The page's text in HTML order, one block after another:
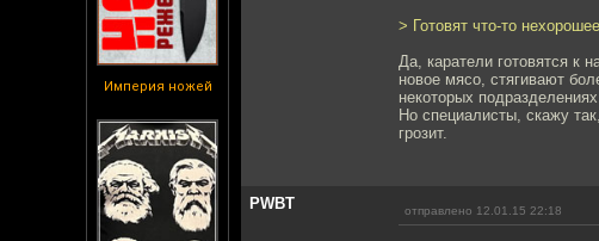
Империя ножей
> Готовят что-то
Да, каратели готовятся к
новое мясо, стягивают
некоторых
Но специалисты, скажу так,
грозит.
PWBT отправлено 12.01.15 22:18